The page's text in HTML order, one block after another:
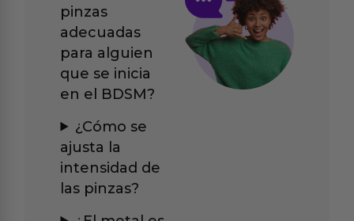
pinzas
adecuadas
para alguien
que se inicia
en el BDSM?
¿Cómo se
ajusta la
intensidad de
las pinzas?